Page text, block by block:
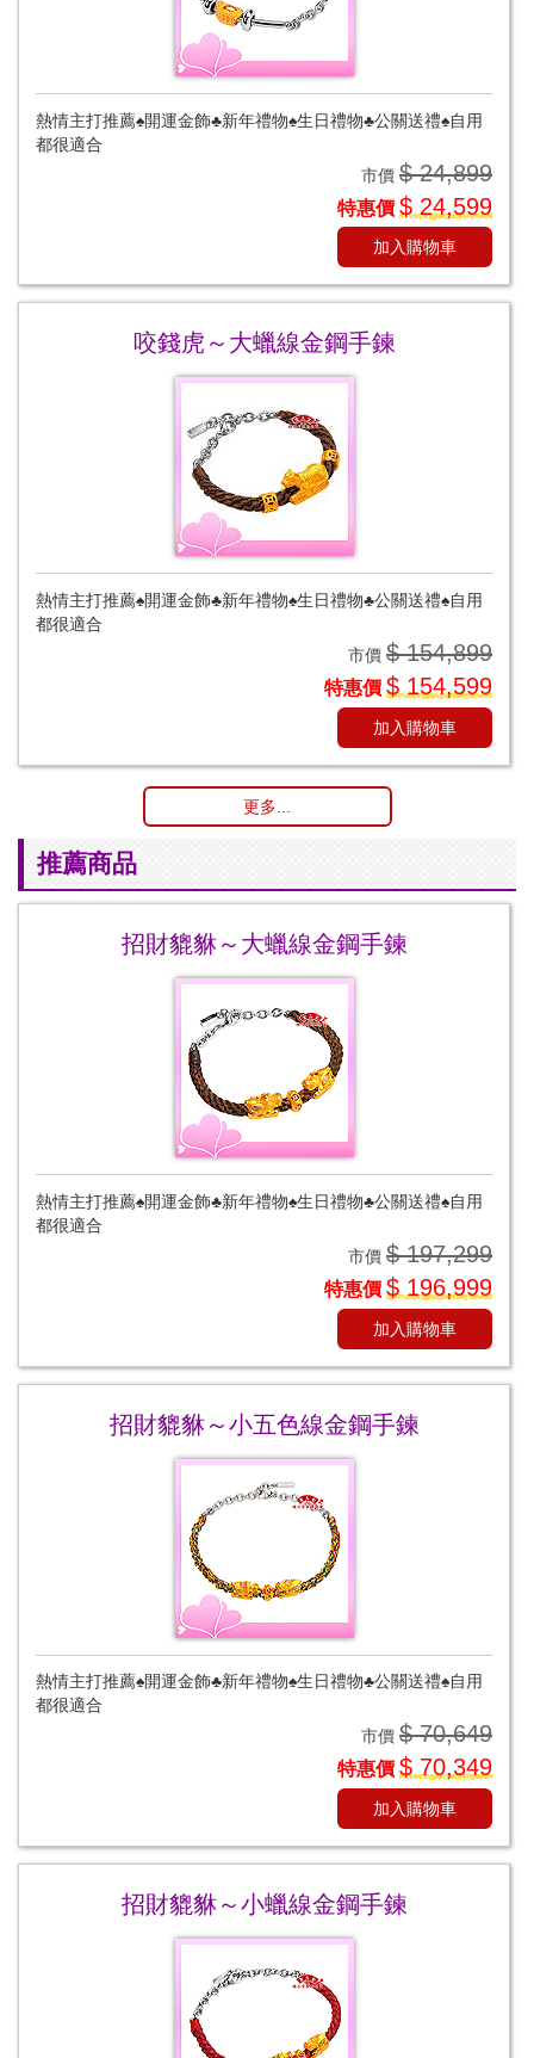
熱情主打推薦♠開運金飾♣新年禮物♠生日禮物♣公關送禮♠自用
都很適合
市價 $ 24,899
特惠價 $ 24,599
加入購物車
咬錢虎～大蠟線金鋼手鍊
熱情主打推薦♠開運金飾♣新年禮物♠生日禮物♣公關送禮♠自用
都很適合
市價 $ 154,899
特惠價 $ 154,599
加入購物車
更多...
推薦商品
招財貔貅～大蠟線金鋼手鍊
熱情主打推薦♠開運金飾♣新年禮物♠生日禮物♣公關送禮♠自用
都很適合
市價 $ 197,299
特惠價 $ 196,999
加入購物車
招財貔貅～小五色線金鋼手鍊
熱情主打推薦♠開運金飾♣新年禮物♠生日禮物♣公關送禮♠自用
都很適合
市價 $ 70,649
特惠價 $ 70,349
加入購物車
招財貔貅～小蠟線金鋼手鍊